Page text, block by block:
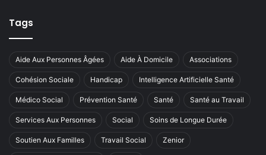
Tags
Aide Aux Personnes Âgées Aide À Domicile Associations
Cohésion Sociale Handicap Intelligence Artificielle Santé
Médico Social Prévention Santé Santé Santé au Travail
Services Aux Personnes Social Soins de Longue Durée
Soutien Aux Familles Travail Social Zenior